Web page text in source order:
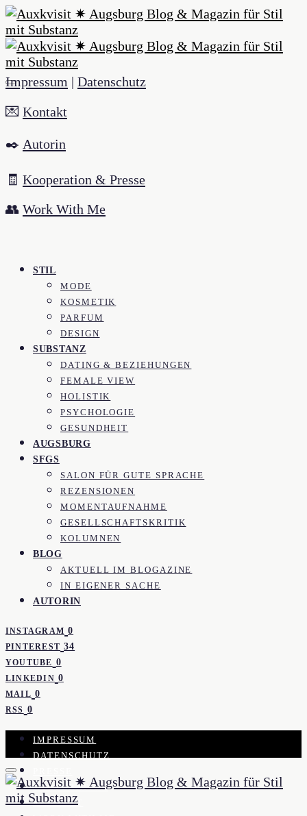
Impressum | Datenschutz
💌 Kontakt
✒️ Autorin
🧾 Kooperation & Presse
👥 Work With Me
STIL
MODE
KOSMETIK
PARFUM
DESIGN
SUBSTANZ
DATING & BEZIEHUNGEN
FEMALE VIEW
HOLISTIK
PSYCHOLOGIE
GESUNDHEIT
AUGSBURG
SFGS
SALON FÜR GUTE SPRACHE
REZENSIONEN
MOMENTAUFNAHME
GESELLSCHAFTSKRITIK
KOLUMNEN
BLOG
AKTUELL IM BLOGAZINE
IN EIGENER SACHE
AUTORIN
INSTAGRAM 0
PINTEREST 34
YOUTUBE 0
LINKEDIN 0
MAIL 0
RSS 0
IMPRESSUM
DATENSCHUTZ
KOOPERATION
KONTAKT